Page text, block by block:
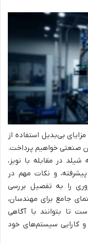
بی‌بدیل استفاده از
صنعتی خواهیم پرداخت.
شیلد در مقابله با نویز،
و نکات مهم در
را به تفصیل بررسی
جامع برای مهندسان،
تا بتوانند با آگاهی
و کارایی سیستم‌های خود